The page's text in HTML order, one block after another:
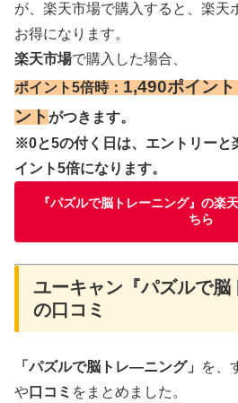
が、楽天市場で購入すると、楽天
お得になります。
楽天市場で購入した場合、
ポイント5倍時： 1,490ポイン
ントがつきます。
※0と5の付く日は、エントリーと
イント5倍になります。
『パズルで脳トレーニング』の楽
ちら
ユーキャン『パズルで脳
の口コミ
「パズルで脳トレ―ニング」 を、
や口コミ をまとめました。